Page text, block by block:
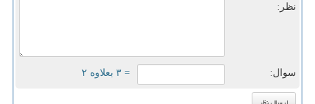
نظر:
سوال: = ۳ بعلاوه ۲